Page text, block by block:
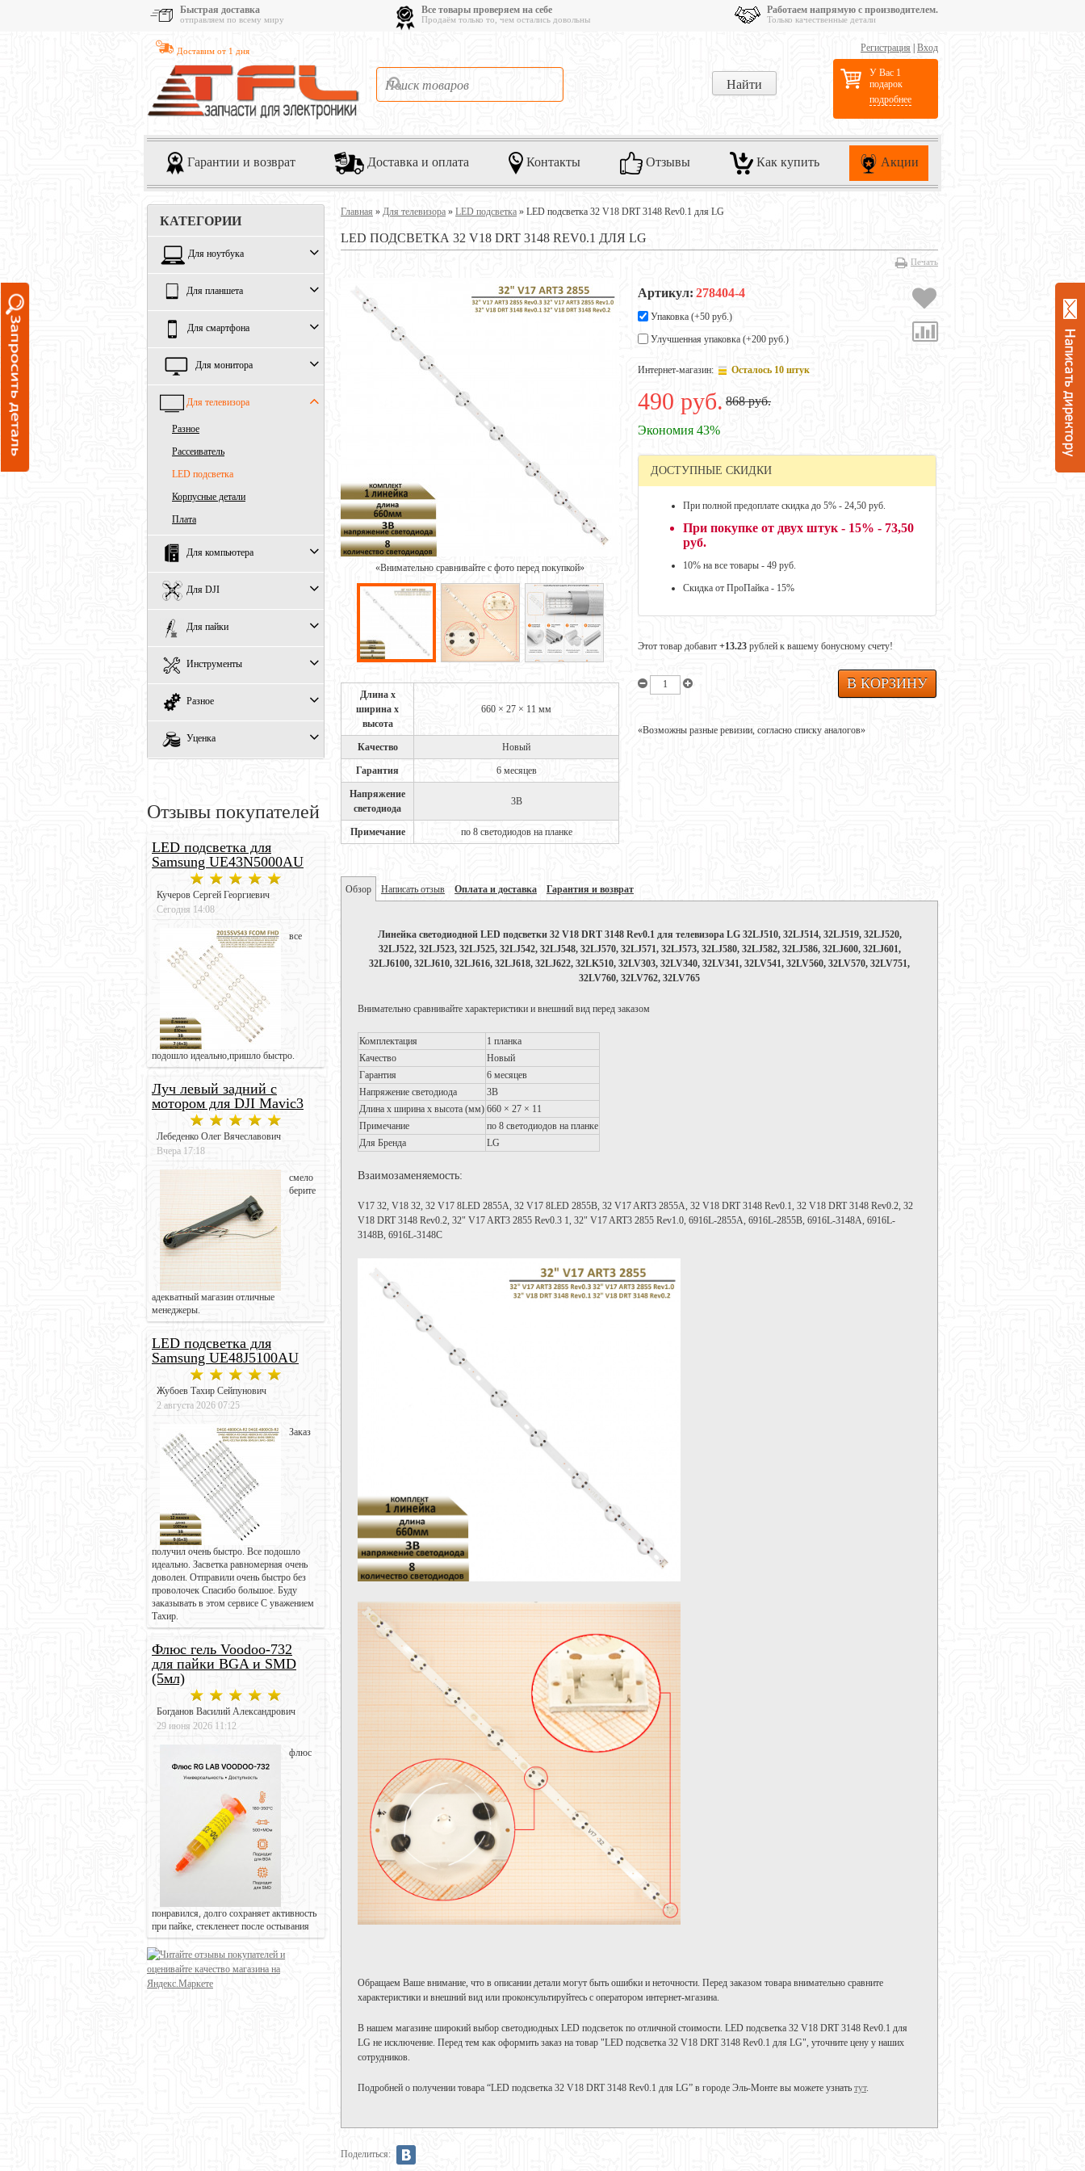
Быстрая доставка
отправляем по всему миру
Все товары проверяем на себе
Продаём только то, чем остались довольны
Работаем напрямую с производителем.
Только качественные детали
Доставим от 1 дня Регистрация Вход
У Вас 1
подарок
подробнее
Гарантии и возврат Доставка и оплата Контакты Отзывы Как купить Акции
КАТЕГОРИИ
Для ноутбука
Для планшета
Для смартфона
Для монитора
Для телевизора
Разное
Рассеиватель
LED подсветка
Корпусные детали
Плата
Для компьютера
Для DJI
Для пайки
Инструменты
Разное
Уценка
Отзывы покупателей
LED подсветка для
Samsung UE43N5000AU
Кучеров Сергей Георгиевич
Сегодня 14:08
все
подошло идеально,пришло быстро.
Луч левый задний с
мотором для DJI Mavic3
Лебеденко Олег Вячеславович
Вчера 17:18
смело
берите
адекватный магазин отличные
менеджеры.
LED подсветка для
Samsung UE48J5100AU
Жубоев Тахир Сейпунович
2 августа 2026 07:25
Заказ
получил очень быстро. Все подошло
идеально. Засветка равномерная очень
доволен. Отправили очень быстро без
проволочек Спасибо большое. Буду
заказывать в этом сервисе С уважением
Тахир.
Флюс гель Voodoo-732
для пайки BGA и SMD
(5мл)
Богданов Василий Александрович
29 июня 2026 11:12
флюс
понравился, долго сохраняет активность
при пайке, стекленеет после остывания
Главная » Для телевизора » LED подсветка » LED подсветка 32 V18 DRT 3148 Rev0.1 для LG
LED ПОДСВЕТКА 32 V18 DRT 3148 REV0.1 ДЛЯ LG
Печать
«Внимательно сравнивайте с фото перед покупкой»
Длина х
ширина х
высота
660 × 27 × 11 мм
Качество Новый
Гарантия 6 месяцев
Напряжение
светодиода
3В
Примечание по 8 светодиодов на планке
Артикул: 278404-4
Упаковка (+50 руб.)
Улучшенная упаковка (+200 руб.)
Интернет-магазин: Осталось 10 штук
490 руб. 868 руб.
Экономия 43%
ДОСТУПНЫЕ СКИДКИ
При полной предоплате скидка до 5% - 24,50 руб.
При покупке от двух штук - 15% - 73,50
руб.
10% на все товары - 49 руб.
Скидка от ПроПайка - 15%
Этот товар добавит +13.23 рублей к вашему бонусному счету!
«Возможны разные ревизии, согласно списку аналогов»
Обзор Написать отзыв Оплата и доставка Гарантия и возврат
Линейка светодиодной LED подсветки 32 V18 DRT 3148 Rev0.1 для телевизора LG 32LJ510, 32LJ514, 32LJ519, 32LJ520,
32LJ522, 32LJ523, 32LJ525, 32LJ542, 32LJ548, 32LJ570, 32LJ571, 32LJ573, 32LJ580, 32LJ582, 32LJ586, 32LJ600, 32LJ601,
32LJ6100, 32LJ610, 32LJ616, 32LJ618, 32LJ622, 32LK510, 32LV303, 32LV340, 32LV341, 32LV541, 32LV560, 32LV570, 32LV751,
32LV760, 32LV762, 32LV765
Внимательно сравнивайте характеристики и внешний вид перед заказом
Комплектация
1 планка
Качество
Новый
Гарантия
6 месяцев
Напряжение светодиода
3В
Длина х ширина х высота (мм) 660 × 27 × 11
Примечание
по 8 светодиодов на планке
Для Бренда
LG
Взаимозаменяемость:
V17 32, V18 32, 32 V17 8LED 2855A, 32 V17 8LED 2855B, 32 V17 ART3 2855A, 32 V18 DRT 3148 Rev0.1, 32 V18 DRT 3148 Rev0.2, 32
V18 DRT 3148 Rev0.2, 32" V17 ART3 2855 Rev0.3 1, 32" V17 ART3 2855 Rev1.0, 6916L-2855A, 6916L-2855B, 6916L-3148A, 6916L-
3148B, 6916L-3148C
Обращаем Ваше внимание, что в описании детали могут быть ошибки и неточности. Перед заказом товара внимательно сравните
характеристики и внешний вид или проконсультируйтесь с оператором интернет-мгазина.
В нашем магазине широкий выбор светодиодных LED подсветок по отличной стоимости. LED подсветка 32 V18 DRT 3148 Rev0.1 для
LG не исключение. Перед тем как оформить заказ на товар "LED подсветка 32 V18 DRT 3148 Rev0.1 для LG", уточните цену у наших
сотрудников.
Подробней о получении товара “LED подсветка 32 V18 DRT 3148 Rev0.1 для LG” в городе Эль-Монте вы можете узнать тут.
Поделиться: